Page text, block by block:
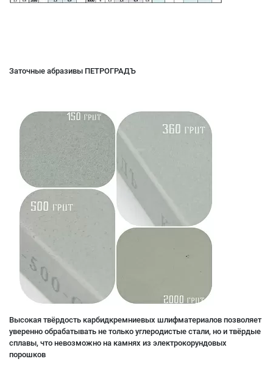
Заточные абразивы ПЕТРОГРАДЪ
Высокая твёрдость карбидкремниевых шлифматериалов позволяет
уверенно обрабатывать не только углеродистые стали, но и твёрдые
сплавы, что невозможно на камнях из электрокорундовых
порошков